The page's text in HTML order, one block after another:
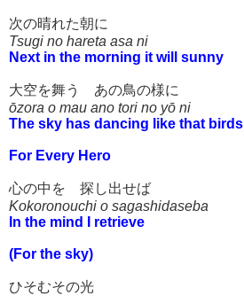
次の晴れた朝に
Tsugi no hareta asa ni
Next in the morning it will sunny
大空を舞う あの鳥の様に
ōzora o mau ano tori no yō ni
The sky has dancing like that birds
For Every Hero
心の中を 探し出せば
Kokoronouchi o sagashidaseba
In the mind I retrieve
(For the sky)
ひそむその光